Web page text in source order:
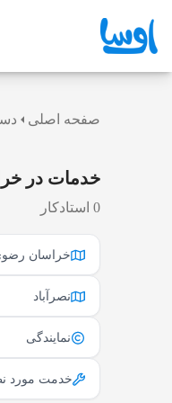
صفحه اصلی
خدمات در
0 استادکار
خراسان
نصرآباد
نمایندگی
خدمت مورد